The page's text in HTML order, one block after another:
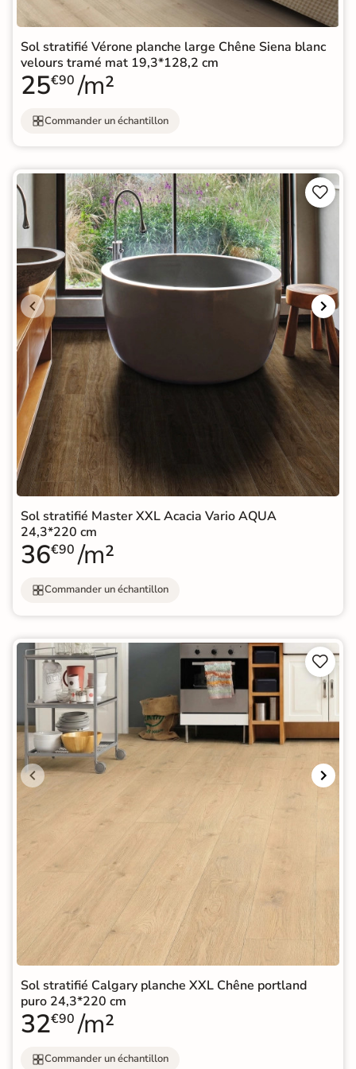
Sol stratifié Vérone planche large Chêne Siena blanc
velours tramé mat 19,3*128,2 cm
25€90 /m²
Commander un échantillon


Sol stratifié Master XXL Acacia Vario AQUA
24,3*220 cm
36€90 /m²
Commander un échantillon


Sol stratifié Calgary planche XXL Chêne portland
puro 24,3*220 cm
32€90 /m²
Commander un échantillon